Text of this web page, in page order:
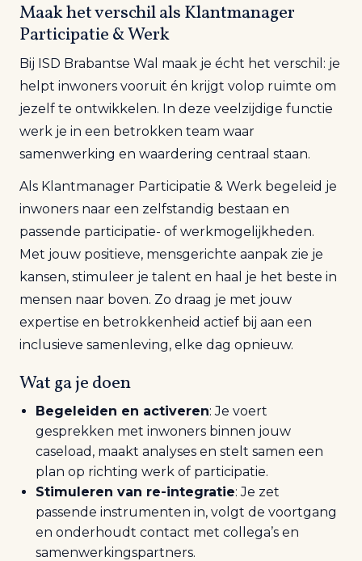
Maak het verschil als Klantmanager
Participatie & Werk
Bij ISD Brabantse Wal maak je écht het verschil: je
helpt inwoners vooruit én krijgt volop ruimte om
jezelf te ontwikkelen. In deze veelzijdige functie
werk je in een betrokken team waar
samenwerking en waardering centraal staan.
Als Klantmanager Participatie & Werk begeleid je
inwoners naar een zelfstandig bestaan en
passende participatie- of werkmogelijkheden.
Met jouw positieve, mensgerichte aanpak zie je
kansen, stimuleer je talent en haal je het beste in
mensen naar boven. Zo draag je met jouw
expertise en betrokkenheid actief bij aan een
inclusieve samenleving, elke dag opnieuw.
Wat ga je doen
Begeleiden en activeren: Je voert
gesprekken met inwoners binnen jouw
caseload, maakt analyses en stelt samen een
plan op richting werk of participatie.
Stimuleren van re-integratie: Je zet
passende instrumenten in, volgt de voortgang
en onderhoudt contact met collega’s en
samenwerkingspartners.